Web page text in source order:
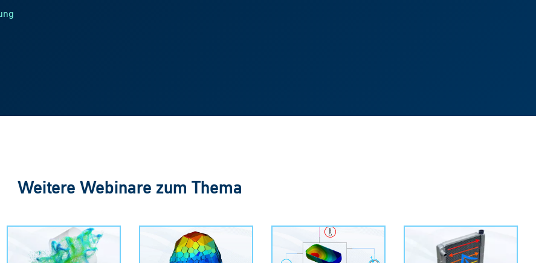
Weitere Webinare zum Thema